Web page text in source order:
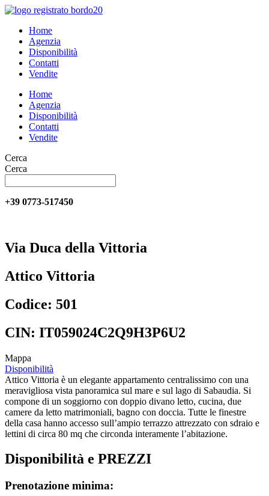
Vai
contenutoHome
Agenzia
Disponibilità
Contatti
Vendite
Home
Agenzia
Disponibilità
Contatti
Vendite
Cerca
Cerca
+39 0773-517450
Via Duca della Vittoria
Attico Vittoria
Codice: 501
CIN: IT059024C2Q9H3P6U2
Mappa
Disponibilità
Attico Vittoria è un elegante appartamento centralissimo con una
meravigliosa vista panoramica sul mare e sul lago di Sabaudia. Si
compone di un soggiorno con doppio divano letto, cucina, due
camere da letto matrimoniali, bagno con doccia. Tutte le finestre
della casa hanno accesso sull’ampio terrazzo attrezzato con sdraio e
lettini di circa 80 mq che circonda interamente l’abitazione.
Disponibilità e PREZZI
Prenotazione minima: